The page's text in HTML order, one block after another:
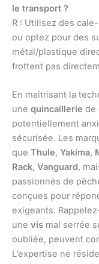
le transport ?
R : Utilisez des
ou optez pour des
métal/plastique
frottent pas
En maîtrisant la
une quincaillerie de
potentiellement
sécurisée. Les
que Thule, Yakima,
Rack, Vanguard,
passionnés de
conçues pour
exigeants.
une vis mal serrée
oubliée, peuvent
L’expertise ne